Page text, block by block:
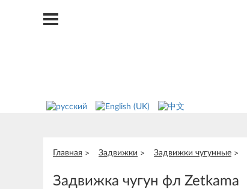
Главная Задвижки Задвижки чугунные
Задвижка чугун фл Zetkama